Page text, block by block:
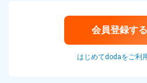
会員登録する
はじめてdodaをご利